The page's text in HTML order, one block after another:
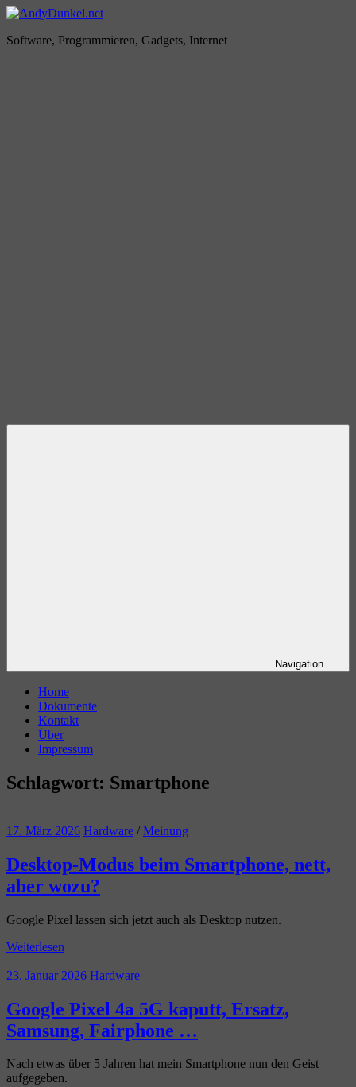
Zum
springen
AndyDunkel.net
Software, Programmieren, Gadgets, Internet
Navigation
Home
Dokumente
Kontakt
Über
Impressum
Schlagwort: Smartphone
17. März 2026 Hardware /Meinung
Desktop-Modus beim Smartphone, nett,
aber wozu?
Google Pixel lassen sich jetzt auch als Desktop nutzen.
Weiterlesen
23. Januar 2026 Hardware
Google Pixel 4a 5G kaputt, Ersatz,
Samsung, Fairphone …
Nach etwas über 5 Jahren hat mein Smartphone nun den Geist
aufgegeben.